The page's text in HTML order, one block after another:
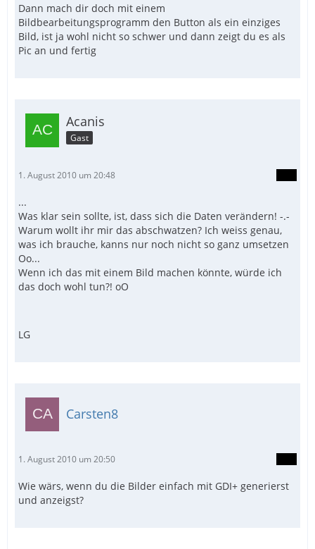
Dann mach dir doch mit einem
Bildbearbeitungsprogramm den Button als ein einziges
Bild, ist ja wohl nicht so schwer und dann zeigt du es als
Pic an und fertig
Acanis
Gast
1. August 2010 um 20:48
...
Was klar sein sollte, ist, dass sich die Daten verändern! -.-
Warum wollt ihr mir das abschwatzen? Ich weiss genau,
was ich brauche, kanns nur noch nicht so ganz umsetzen
Oo...
Wenn ich das mit einem Bild machen könnte, würde ich
das doch wohl tun?! oO
LG
Carsten8
1. August 2010 um 20:50
Wie wärs, wenn du die Bilder einfach mit GDI+ generierst
und anzeigst?